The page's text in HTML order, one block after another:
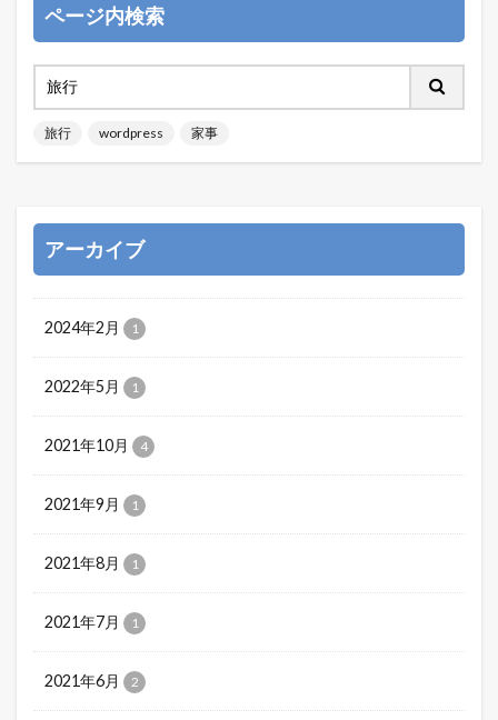
ページ内検索
旅行 wordpress 家事
アーカイブ
2024年2月 1
2022年5月 1
2021年10月 4
2021年9月 1
2021年8月 1
2021年7月 1
2021年6月 2